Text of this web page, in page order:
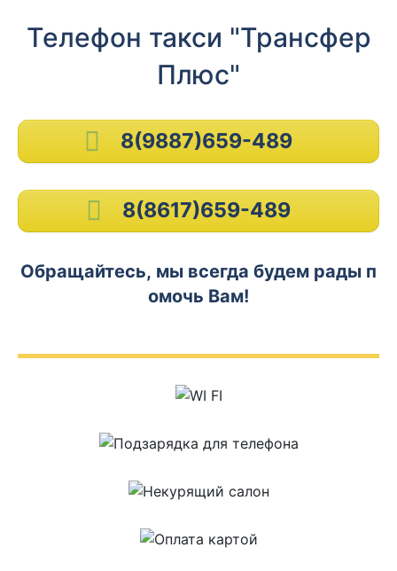
Телефон такси "Трансфер
Плюс"
8(9887)659-489
8(8617)659-489
Обращайтесь, мы всегда будем рады п
омочь Вам!